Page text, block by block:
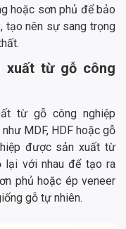
hoặc sơn phủ để bảo
tạo nên sự sang trọng
xuất từ gỗ công
từ gỗ công nghiệp
MDF, HDF hoặc gỗ
được sản xuất từ
lại với nhau để tạo ra
phủ hoặc ép veneer
gỗ tự nhiên.